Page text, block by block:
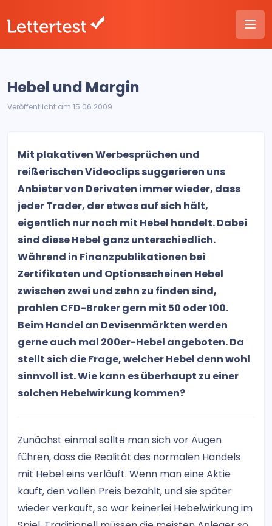
Hebel und Margin
Veröffentlicht am 15.06.2009
Mit plakativen Werbesprüchen und
reißerischen Videoclips suggerieren uns
Anbieter von Derivaten immer wieder, dass
jeder Trader, der etwas auf sich hält,
eigentlich nur noch mit Hebel handelt. Dabei
sind diese Hebel ganz unterschiedlich.
Während in Finanzpublikationen bei
Zertifikaten und Optionsscheinen Hebel
zwischen zwei und zehn zu finden sind,
prahlen CFD-Broker gern mit 50 oder 100.
Beim Handel an Devisenmärkten werden
gerne auch mal 200er-Hebel angeboten. Da
stellt sich die Frage, welcher Hebel denn wohl
sinnvoll ist. Wie kann es überhaupt zu einer
solchen Hebelwirkung kommen?
Zunächst einmal sollte man sich vor Augen
führen, dass die Realität des normalen Handels
mit Hebel eins verläuft. Wenn man eine Aktie
kauft, den vollen Preis bezahlt, und sie später
wieder verkauft, so war keinerlei Hebelwirkung im